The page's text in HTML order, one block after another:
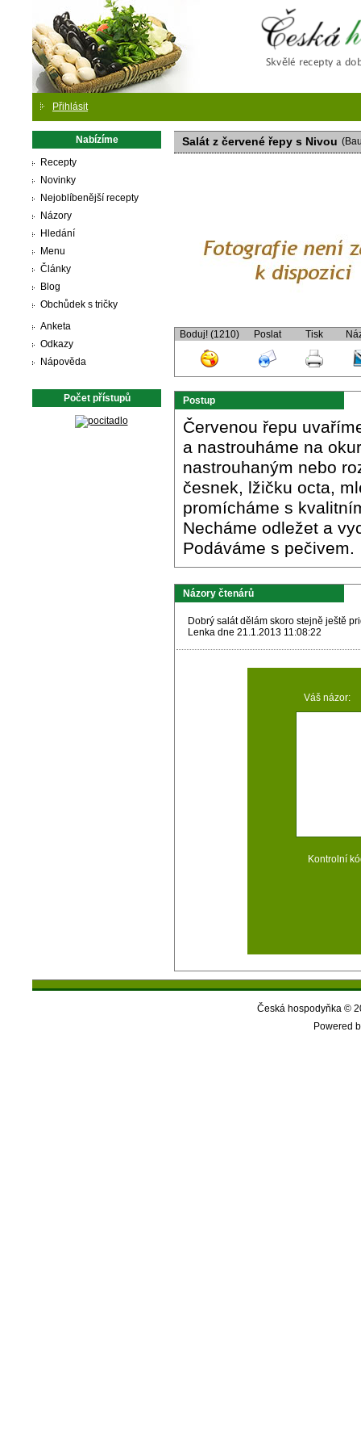
Přihlásit
Nabízíme
Recepty
Novinky
Nejoblíbenější recepty
Názory
Hledání
Menu
Články
Blog
Obchůdek s tričky
Anketa
Odkazy
Nápověda
Počet přístupů
Salát z červené řepy s Nivou
Boduj! (1210) Poslat Tisk
Postup
Červenou řepu
a nastrouháme na
nastrouhaným nebo
česnek, lžičku octa,
promícháme s
Necháme odležet a
Podáváme s pečivem.
Názory čtenárů
Dobrý salát dělám skoro stejně ještě
Lenka dne 21.1.2013 11:08:22
Váš názor:
Kontrolní
Česká hospodyňka ©
Powered